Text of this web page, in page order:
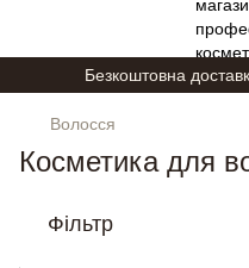
Безкоштовна
Волосся
Косметика для
Фільтр